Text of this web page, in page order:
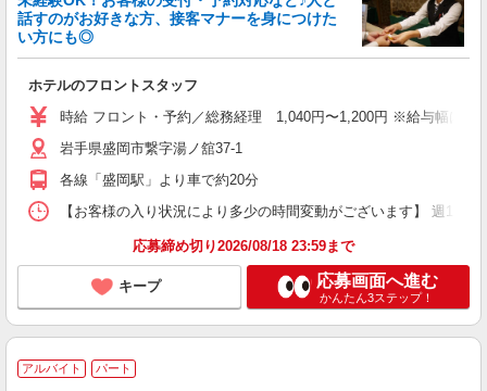
話すのがお好きな方、接客マナーを身につけた
い方にも◎
ホテルのフロントスタッフ
時給 フロント・予約／総務経理 1,040円〜1,200円 ※給与幅は経
岩手県盛岡市繋字湯ノ舘37-1
各線「盛岡駅」より車で約20分
【お客様の入り状況により多少の時間変動がございます】 週1日
応募締め切り2026/08/18 23:59まで
キープ 応募画面へ進む
かんたん3ステップ！
アルバイト パート